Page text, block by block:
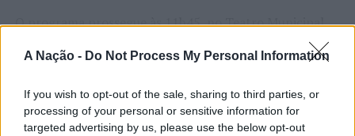
A Nação - Do Not Process My Personal Information
If you wish to opt-out of the sale, sharing to third parties, or
processing of your personal or sensitive information for
targeted advertising by us, please use the below opt-out
O programa prossegue às 11h45, no Teatro Municipal
da Covilhã, com uma conversa com um grupo de jovens
empreendedores.
A visita termina às 12h30, com um almoço-convívio com
jovens no Largo da Câmara Municipal.